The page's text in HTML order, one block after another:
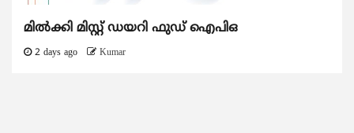
മിൽക്കി മിസ്റ്റ് ഡയറി ഫുഡ് ഐപിഒ
2 days ago Kumar